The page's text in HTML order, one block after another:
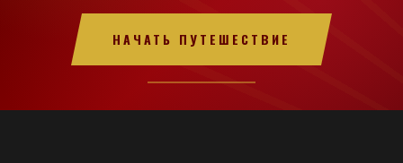
НАЧАТЬ ПУТЕШЕСТВИЕ